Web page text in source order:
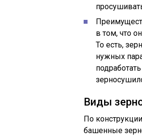
в том, что
То есть,
нужных
Виды
По
башенные